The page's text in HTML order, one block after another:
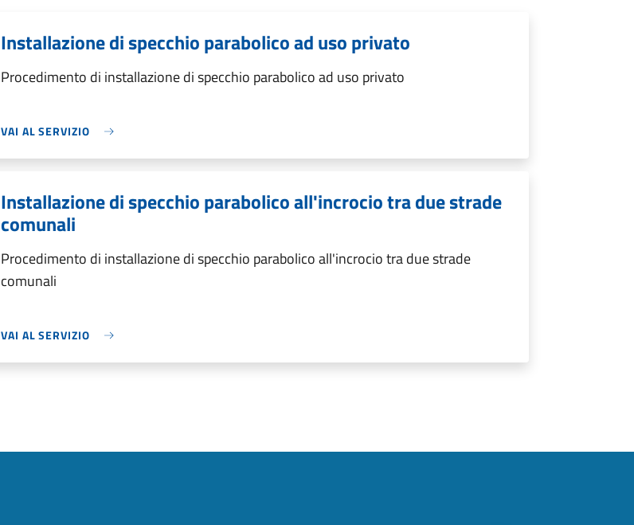
Installazione di specchio parabolico ad uso privato
Procedimento di installazione di specchio parabolico ad uso privato
VAI AL SERVIZIO
Installazione di specchio parabolico all'incrocio tra due strade
comunali
Procedimento di installazione di specchio parabolico all'incrocio tra due strade
comunali
VAI AL SERVIZIO